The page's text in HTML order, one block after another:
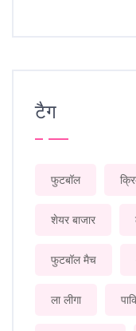
टैग
फुटबॉल
शेयर बाजार
फुटबॉल मैच
ला लीगा